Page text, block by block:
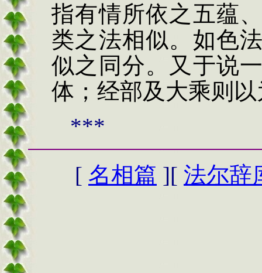
指有情所依之五蕴
类之法相似。如色
似之同分。又于说
体；经部及大乘则
***
[ 名相篇 ][ 法尔辞